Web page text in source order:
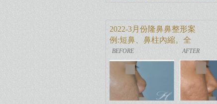
2022-3月份隆鼻鼻整形案
例:短鼻、鼻柱內縮。全
自體肋骨鼻重建